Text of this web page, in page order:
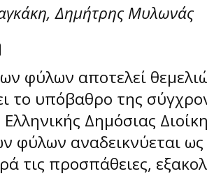
Δημήτρης Μυλωνάς
φύλων αποτελεί
το υπόβαθρο της
Ελληνικής Δημόσιας
φύλων αναδεικνύεται
τις προσπάθειες,